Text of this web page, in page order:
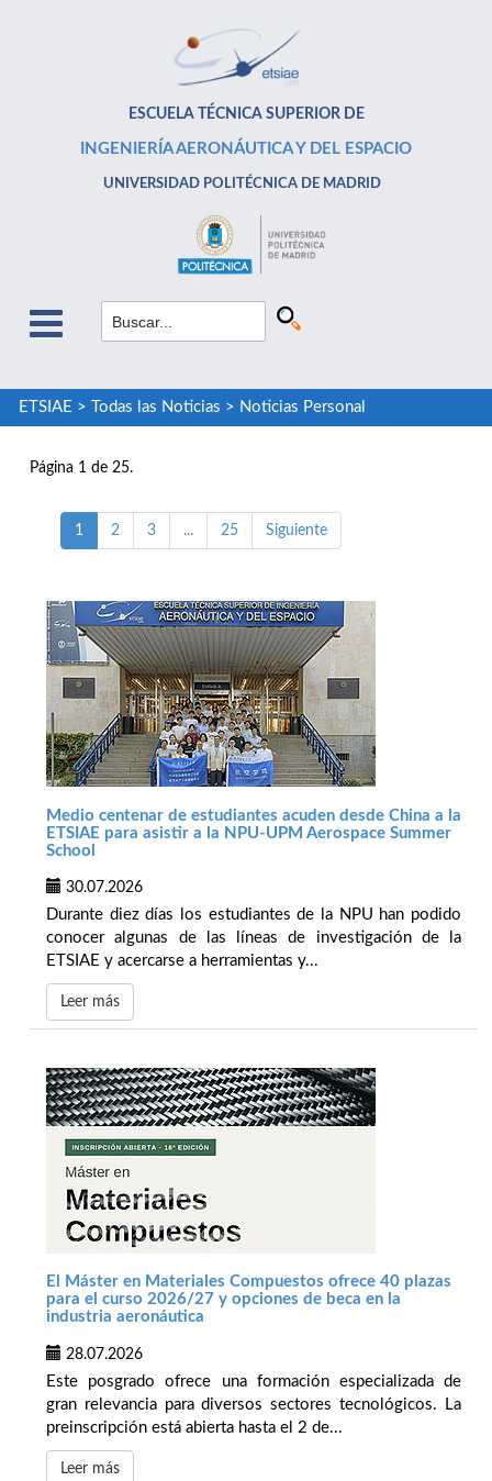
ESCUELA TÉCNICA SUPERIOR DE
INGENIERÍA AERONÁUTICA Y DEL ESPACIO
UNIVERSIDAD POLITÉCNICA DE MADRID
ETSIAE > Todas las Noticias > Noticias Personal
Página 1 de 25.
1 2 3 ... 25 Siguiente
Medio centenar de estudiantes acuden desde China a la
ETSIAE para asistir a la NPU-UPM Aerospace Summer
School
30.07.2026
Durante diez días los estudiantes de la NPU han podido
conocer algunas de las líneas de investigación de la
ETSIAE y acercarse a herramientas y...
Leer más
El Máster en Materiales Compuestos ofrece 40 plazas
para el curso 2026/27 y opciones de beca en la
industria aeronáutica
28.07.2026
Este posgrado ofrece una formación especializada de
gran relevancia para diversos sectores tecnológicos. La
preinscripción está abierta hasta el 2 de...
Leer más